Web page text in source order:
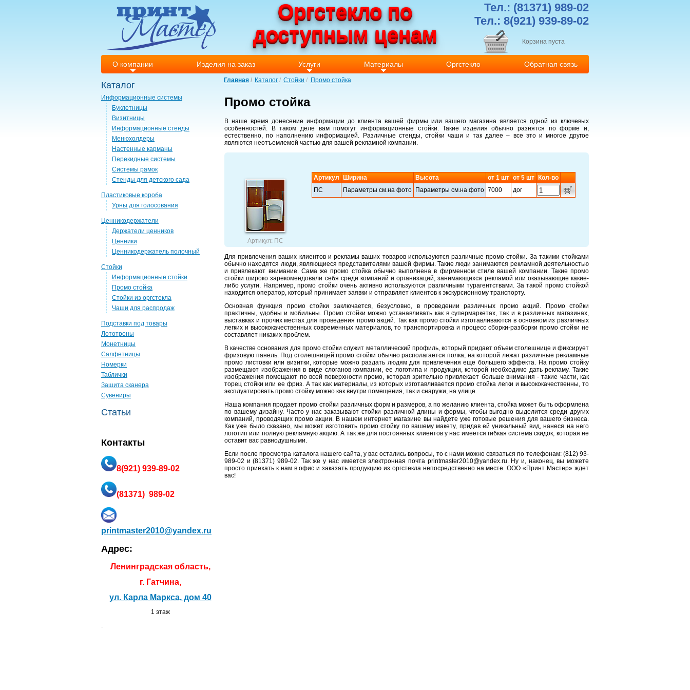
Оргстекло по
доступным ценам
Тел.: (81371) 989-02
Тел.: 8(921) 939-89-02
Корзина пуста
О компании Изделия на заказ Услуги Материалы Оргстекло Обратная связь
Каталог
Информационные системы
Буклетницы
Визитницы
Информационные стенды
Менюхолдеры
Настенные карманы
Перекидные системы
Системы рамок
Стенды для детского сада
Пластиковые короба
Урны для голосования
Ценникодержатели
Держатели ценников
Ценники
Ценникодержатель полочный
Стойки
Информационные стойки
Промо стойка
Стойки из оргстекла
Чаши для распродаж
Подставки под товары
Лототроны
Монетницы
Салфетницы
Номерки
Таблички
Защита сканера
Сувениры
Статьи
Контакты
8(921) 939-89-02
(81371) 989-02
printmaster2010@yandex.ru
Адрес:
Ленинградская область,
г. Гатчина,
ул. Карла Маркса, дом 40
1 этаж
Главная Каталог Стойки Промо стойка
Промо стойка
В наше время донесение информации до клиента вашей фирмы или вашего магазина является одной из ключевых
особенностей. В таком деле вам помогут информационные стойки. Такие изделия обычно разнятся по форме и,
естественно, по наполнению информацией. Различные стенды, стойки чаши и так далее – все это и многое другое
являются неотъемлемой частью для вашей рекламной компании.
Артикул: ПС
Артикул Ширина Высота от 1 шт от 5 шт
Кол-во
ПС
Параметры см.на фото Параметры см.на фото 7000 дог
Для привлечения ваших клиентов и рекламы ваших товаров используются различныепромо стойки. За такимистойками
обычно находятся люди, являющиеся представителями вашей фирмы. Такие люди занимаются рекламной деятельностью
и привлекают внимание. Сама жепромо стойкаобычно выполнена в фирменном стиле вашей компании. Такиепромо
стойки широко зарекомендовали себя среди компаний и организаций, занимающихся рекламой или оказывающие какие-
либо услуги. Например,промо стойки очень активно используются различными турагентствами. За такой промо стойкой
находится оператор, который принимает заявки и отправляет клиентов к экскурсионному транспорту.
Основная функция промо стойки заключается, безусловно, в проведении различных промо акций.
Промо стойки
практичны, удобны и мобильны. Промо стойки можно устанавливать как в супермаркетах, так и в различных магазинах,
выставках и прочих местах для проведения промо акций. Так как промо стойки изготавливаются в основном из различных
легких и высококачественных современных материалов, то транспортировка и процесс сборки-разборки промо стойки не
составляет никаких проблем.
В качестве основания дляпромо стойки служит металлический профиль, который придает объем столешнице и фиксирует
фризовую панель. Под столешницейпромо стойки обычно располагается полка, на которой лежат различные рекламные
промо листовки или визитки, которые можно раздать людям для привлечения еще большего эффекта. Напромо стойку
размещают изображения в виде слогановкомпании, ее логотипа и продукции, которой необходимо дать рекламу. Такие
изображения помещают по всей поверхности промо, которая зрительно привлекает больше внимания - такие части, как
торец стойки или ее фриз. А так как материалы, из которых изготавливаетсяпромо стойка легки и высококачественны, то
эксплуатировать промо стойку можно как внутри помещения, так и снаружи, на улице.
Нашакомпания продаетпромо стойки различных форм и размеров, а по желанию клиента, стойкаможет быть оформлена
по вашему дизайну. Часто у нас заказывают стойки различной длины и формы, чтобы выгодно выделится среди других
компаний, проводящих промо акции. В нашем интернет магазине вы найдете уже готовые решения для вашего бизнеса.
Как уже было сказано, мы может изготовить промо стойку по вашему макету, придав ей уникальный вид, нанеся на него
логотип или полную рекламную акцию. А так же для постоянных клиентов у нас имеется гибкая система скидок, которая не
оставит вас равнодушными.
Если после просмотра каталога нашего сайта, у вас остались вопросы, то с нами можно связаться по телефонам: (812) 93-
989-02 и (81371) 989-02. Так же у нас имеется электронная почта printmaster2010@yandex.ru. Ну и, наконец, вы можете
просто приехать к нам в офис и заказатьпродукцию из оргстекланепосредственно на месте. ООО « Принт Мастер» ждет
вас!